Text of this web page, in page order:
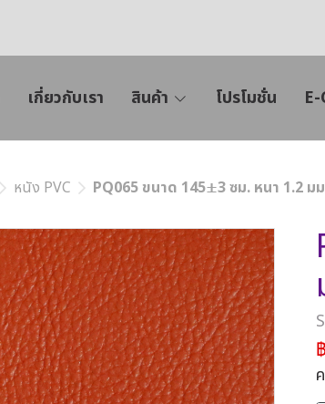
เกี่ยวกับเรา สินค้า โปรโมชั่น
หนัง PVC PQ065 ขนาด 145±3 ซม. หนา 1.2 ม